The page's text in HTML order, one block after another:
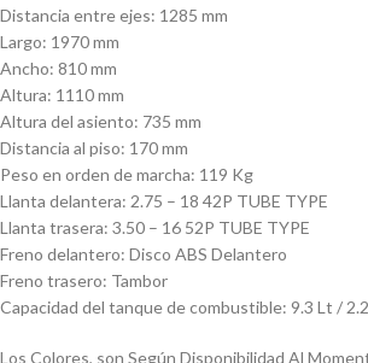
Distancia entre ejes: 1285 mm
Largo: 1970 mm
Ancho: 810 mm
Altura: 1110 mm
Altura del asiento: 735 mm
Distancia al piso: 170 mm
Peso en orden de marcha: 119 Kg
Llanta delantera: 2.75 – 18 42P TUBE TYPE
Llanta trasera: 3.50 – 16 52P TUBE TYPE
Freno delantero: Disco ABS Delantero
Freno trasero: Tambor
Capacidad del tanque de combustible: 9.3 Lt /
Los Colores, son Según Disponibilidad Al